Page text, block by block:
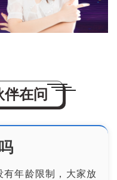
在问
有年龄限制，大家放